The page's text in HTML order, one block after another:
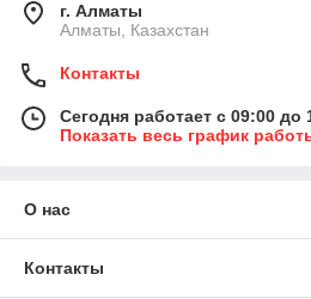
г. Алматы
Алматы, Казахстан
Контакты
Сегодня работает с 09:00 до
Показать весь график
О нас
Контакты